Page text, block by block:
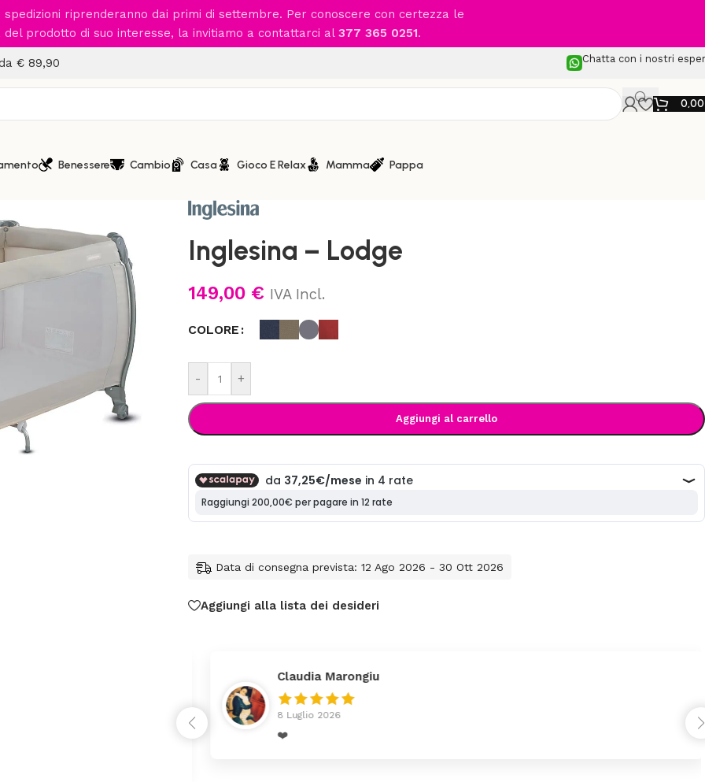
riprenderanno dai primi di settembre. Per conoscere con certezza le
del prodotto di suo interesse, la invitiamo a contattarci al 377 365 0251.
€ 89,90 Chatta con i nostri
Benessere Cambio Casa Gioco E Relax Mamma Pappa
Home/Gioco e Relax /Box Inglesina – Lodge
Inglesina – Lodge
149,00 € IVA Incl.
COLORE
- +
Aggiungi al carrello
Data di consegna prevista: 12 Ago 2026 - 30 Ott 2026
Aggiungi alla lista dei desideri
Claudia Marongiu
8 Luglio 2026
❤️